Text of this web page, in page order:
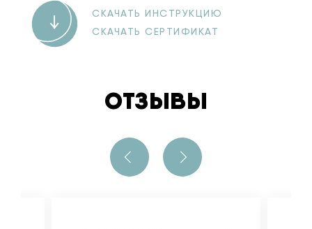
СКАЧАТЬ ИНСТРУКЦИЮ
СКАЧАТЬ СЕРТИФИКАТ
ОТЗЫВЫ